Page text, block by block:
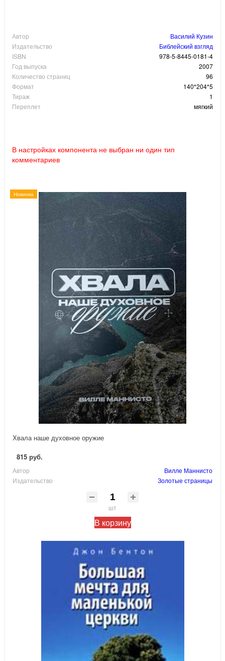
Автор
Василий Кузин
Издательство
Библейский взгляд
ISBN
978-5-8445-0181-4
Год выпуска
2007
Количество страниц
96
Формат
140*204*5
Тираж
1
Переплет
мягкий
В настройках компонента не выбран ни один тип
комментариев
Новинка
Хвала наше духовное оружие
815 руб.
Автор
Вилле Маннисто
Издательство
Золотые страницы
шт
В корзину